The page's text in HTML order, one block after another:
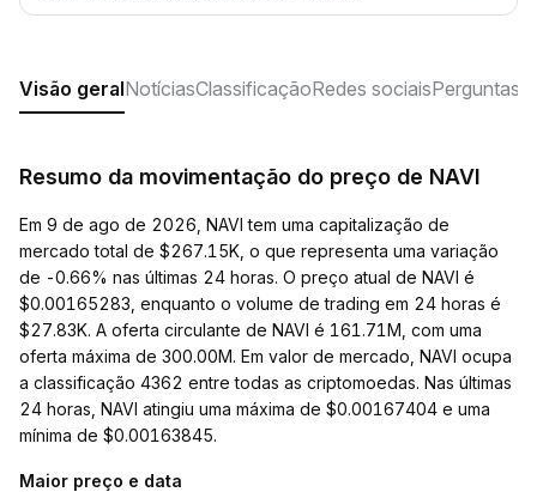
Visão geralNotíciasClassificaçãoRedes sociaisPerguntas
Resumo da movimentação do preço de NAVI
Em 9 de ago de 2026, NAVI tem uma capitalização de
mercado total de $267.15K, o que representa uma variação
de -0.66% nas últimas 24 horas. O preço atual de NAVI é
$0.00165283, enquanto o volume de trading em 24 horas é
$27.83K. A oferta circulante de NAVI é 161.71M, com uma
oferta máxima de 300.00M. Em valor de mercado, NAVI ocupa
a classificação 4362 entre todas as criptomoedas. Nas últimas
24 horas, NAVI atingiu uma máxima de $0.00167404 e uma
mínima de $0.00163845.
Maior preço e data